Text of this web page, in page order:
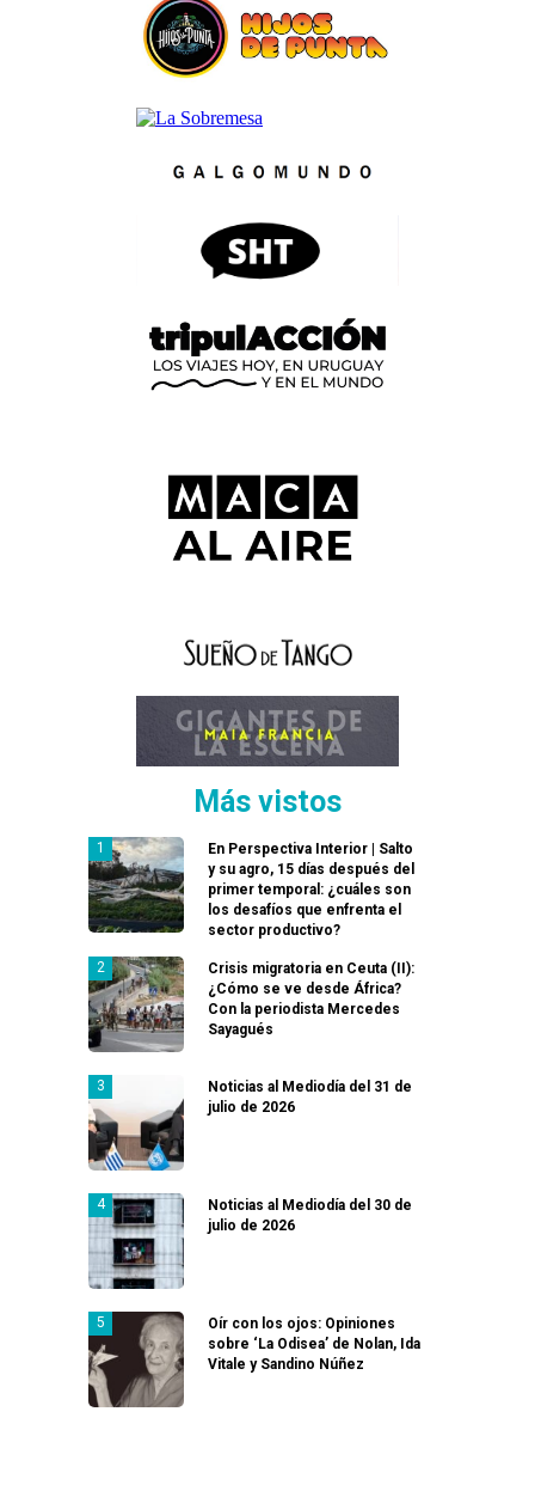
Más vistos
En Perspectiva Interior | Salto
y su agro, 15 días después del
primer temporal: ¿cuáles son
los desafíos que enfrenta el
sector productivo?
Crisis migratoria en Ceuta (II):
¿Cómo se ve desde África?
Con la periodista Mercedes
Sayagués
Noticias al Mediodía del 31 de
julio de 2026
Noticias al Mediodía del 30 de
julio de 2026
Oír con los ojos: Opiniones
sobre ‘La Odisea’ de Nolan, Ida
Vitale y Sandino Núñez